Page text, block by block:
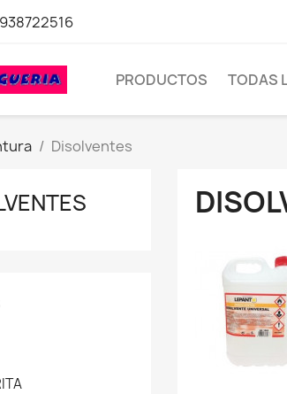
938722516
PRODUCTOS TODAS
Disolventes